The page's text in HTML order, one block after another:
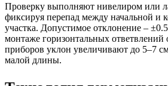
Проверку выполняют нивелиром или
фиксируя перепад между начальной и
участка. Допустимое отклонение –
монтаже горизонтальных ответвлений
приборов уклон увеличивают до 5–7
малой длины.